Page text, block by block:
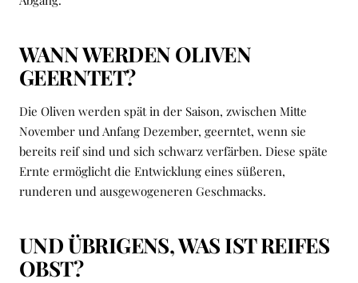
WANN WERDEN OLIVEN
GEERNTET?
Die Oliven werden spät in der Saison, zwischen Mitte
November und Anfang Dezember, geerntet, wenn sie
bereits reif sind und sich schwarz verfärben. Diese späte
Ernte ermöglicht die Entwicklung eines süßeren,
runderen und ausgewogeneren Geschmacks.
UND ÜBRIGENS, WAS IST REIFES
OBST?